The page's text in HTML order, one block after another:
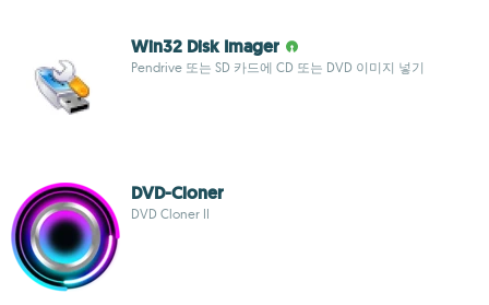
Win32 Disk Imager
Pendrive 또는 SD 카드에 CD 또는 DVD 이미지 넣기
DVD-Cloner
DVD Cloner II